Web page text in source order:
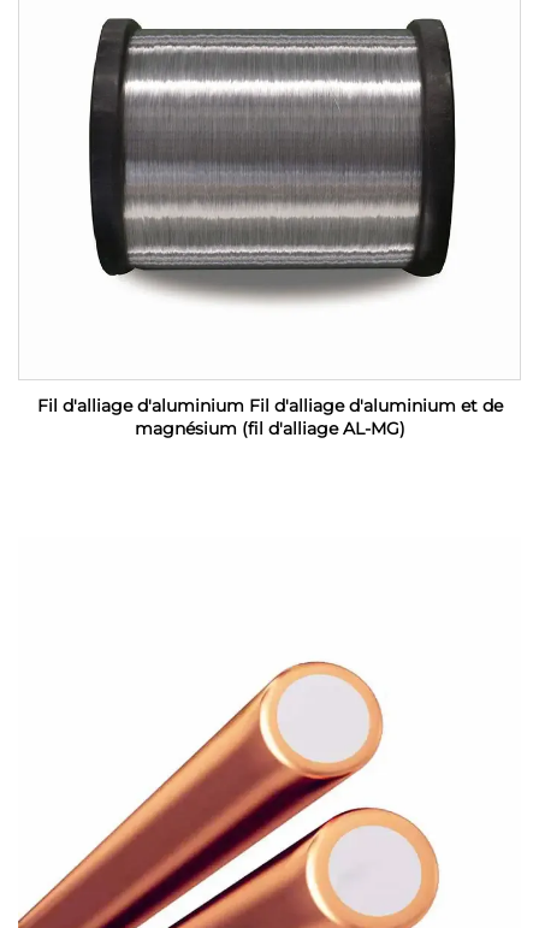
Fil d'alliage d'aluminium Fil d'alliage d'aluminium et de
magnésium (fil d'alliage AL-MG)